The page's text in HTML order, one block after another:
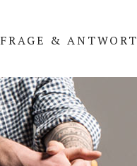
FRAGE & ANTWORT